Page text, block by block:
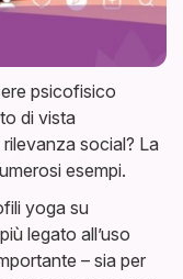
psicofisico
di vista
social? La
esempi.
yoga su
legato all’uso
– sia per